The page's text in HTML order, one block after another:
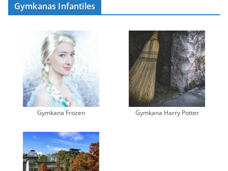
Gymkanas Infantiles
Gymkana Frozen Gymkana Harry Potter